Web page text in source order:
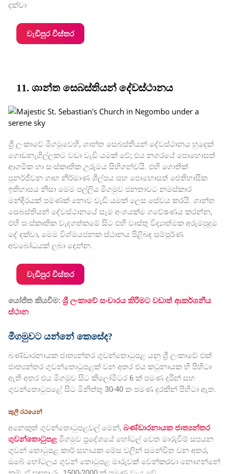
දක්වා
වැඩිපුර විස්තර
11. ශාන්ත සෙබස්තියන් දේවස්ථානය
ශ්‍රී ලංකාවේ මීගමුවෙහි, ශාන්ත සෙබස්තියන් දේවස්ථානය හුදෙක්
ගොඩනැගිල්ලකට වඩා වැඩි යමක් වේ; එය නගරයේ පොහොසත්
ආගමික හා සංස්කෘතික උරුමය සිහිගන්වයි. එහි ගොතික්
පුනර්ජීවන ගෘහ නිර්මාණ ශිල්පය සහ පොහොසත් ඓතිහාසික
ඉතිහාසය නිසා මෙම පල්ලිය මීගමුව ජනතාවට නමස්කාර
මන්දිරයක් පමණක් නොව වැඩි යමක් ලෙස සේවය කරයි. ශාන්ත
සෙබස්තියන් දේවස්ථානයේ සෑම අංශයක්ම ගවේෂණය කරන්න,
එහි සංස්කෘතික වැදගත්කමේ සිට එහි වාස්තු විද්‍යාත්මක අරුමපුදුම
දේ දක්වා, මෙම විශ්මයජනක ස්ථානය පිළිබඳ සම්පූර්ණ
අවබෝධයක් ලබා දෙන්න.
වැඩිපුර විස්තර
යෝජිත කියවීම: ශ්‍රී ලංකාවේ සංචාරය කිරීමට වඩාත් ආකර්ශනීය
ස්ථාන
මීගමුවට යන්නේ කෙසේද?
බණ්ඩාරනායක ජාත්‍යන්තර ගුවන්තොටුපළ යනු ශ්‍රී ලංකාවේ එක්
ජාත්‍යන්තර ගුවන්තොටුපළක් වන අතර එය කටුනායක හි පිහිටා
ඇති අතර එය මීගමුව සිට කිලෝමීටර 6 ක් පමණ දුරින් සහ
ගුවන්තොටුපළේ සිට මිනිත්තු 30-40 ක පමණ දුරකින් පිහිටා ඇත.
කුලී රථයෙන්
අනෙකුත් ගුවන්තොටුපළවල් මෙන්, බණ්ඩාරනායක ජාත්‍යන්තර
ගුවන්තොටුපළමීගමුව ප්‍රදේශයේ හෝටල් වෙත මාරුවීම් සපයන
ගුවන් තොටුපළ කාර් සහායක මේස වලින් සමන්විත වන අතර,
ඔබේ හෝටලය ගුවන් තොටුපළ මාරුවක් වෙන්කරවා නොගන්නේ